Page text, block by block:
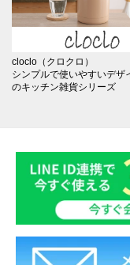
cloclo（クロクロ）
シンプルで使いやすいデザ
のキッチン雑貨シリーズ